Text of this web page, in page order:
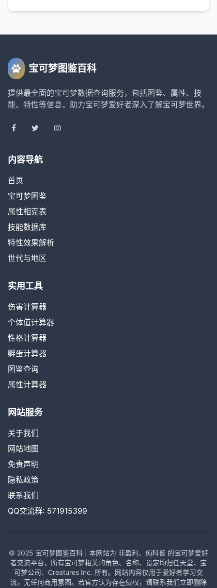
密码错误，请重新输入
宝可梦图鉴百科
提供最全面的宝可梦数据查询服务，包括图鉴、属性、技
能、特性等信息，助力宝可梦爱好者深入了解宝可梦世界。
内容导航
首页
宝可梦图鉴
属性相克表
技能数据库
特性效果解析
世代与地区
实用工具
伤害计算器
个体值计算器
性格计算器
孵蛋计算器
图鉴查询
属性计算器
网站服务
关于我们
网站地图
免责声明
隐私政策
联系我们
QQ交流群: 571915399
© 2025 宝可梦图鉴百科 | 本网站为 非盈利、纯科普 的宝可梦爱好
者交流平台，所有宝可梦相关的角色、名称、设定均归任天堂、宝
可梦公司、Creatures Inc. 所有。网站内容仅用于爱好者学习交
流，无任何商用意图。若官方认为存在侵权，请联系我们立即删除